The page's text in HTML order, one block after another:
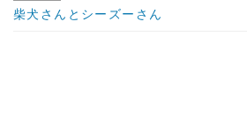
柴犬さんとシーズーさん